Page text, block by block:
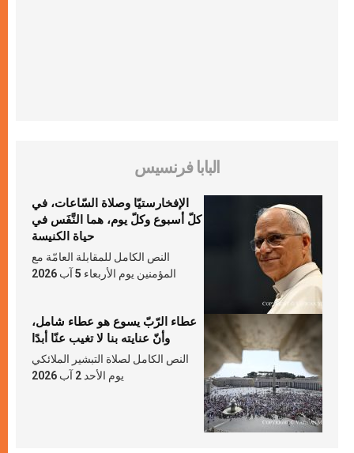
البابا فرنسيس
الإفخارستيّا وصلاة السّاعات، في
كلّ أسبوع وكلّ يوم، هما النَّفَس في
حياة الكنيسة
النص الكامل للمقابلة العامّة مع
المؤمنين يوم الأربعاء 5 آب 2026
عطاء الرّبّ يسوع هو عطاء شامل،
وأنّ عنايته بنا لا تغيب عنّا أبدًا
النص الكامل لصلاة التبشير الملائكي
يوم الأحد 2 آب 2026